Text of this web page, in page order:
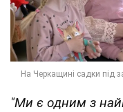
"Ми є одним з